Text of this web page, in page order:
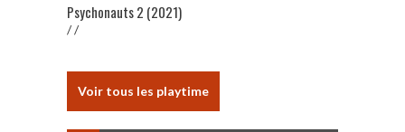
Psychonauts 2 (2021)
/ /
Voir tous les playtime